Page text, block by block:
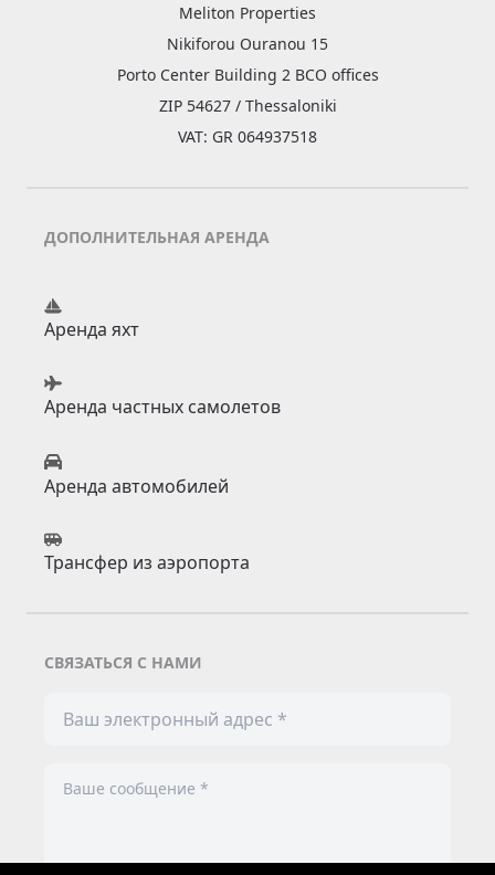
Meliton Properties
Nikiforou Ouranou 15
Porto Center Building 2 BCO offices
ZIP 54627 / Thessaloniki
VAT: GR 064937518
ДОПОЛНИТЕЛЬНАЯ АРЕНДА
Аренда яхт
Аренда частных самолетов
Аренда автомобилей
Трансфер из аэропорта
СВЯЗАТЬСЯ С НАМИ